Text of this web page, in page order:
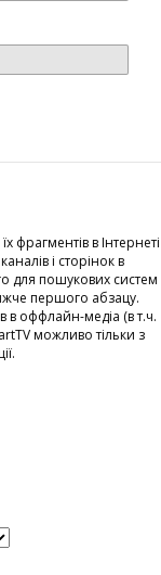
фрагментів в Інтернеті
і сторінок в
для пошукових систем
першого абзацу.
в оффлайн-медіа (в т.ч.
можливо тільки з